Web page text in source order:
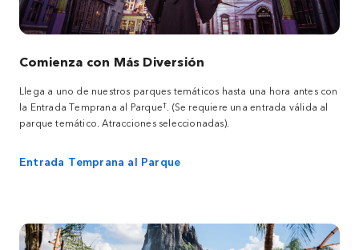
Comienza con Más Diversión
Llega a uno de nuestros parques temáticos hasta una hora antes con
la Entrada Temprana al Parque†. (Se requiere una entrada válida al
parque temático. Atracciones seleccionadas).
Entrada Temprana al Parque